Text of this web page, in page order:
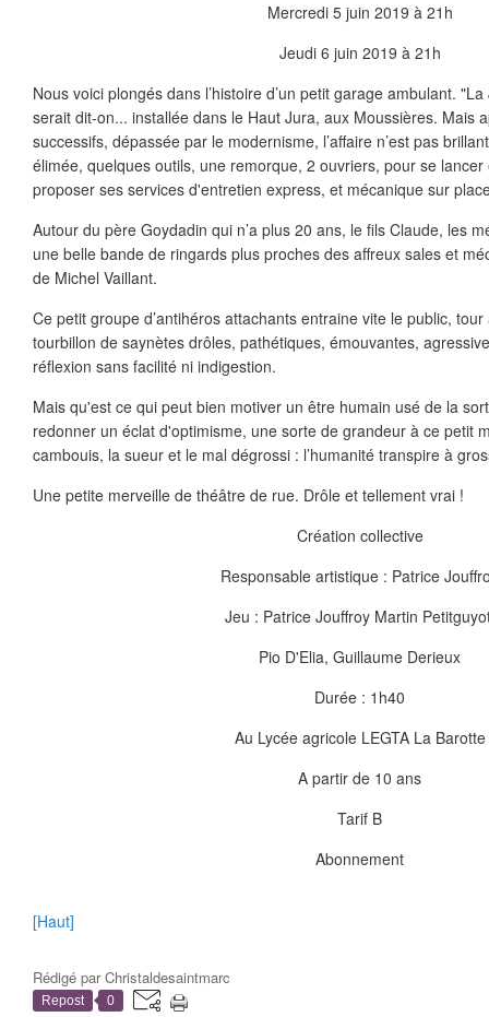
Mercredi 5 juin 2019 à 21h
Jeudi 6 juin 2019 à 21h
Nous voici plongés dans l’histoire d’un petit garage ambulant.
serait dit-on... installée dans le Haut Jura, aux Moussières. Mais
successifs, dépassée par le modernisme, l’affaire n’est pas
élimée, quelques outils, une remorque, 2 ouvriers, pour se
proposer ses services d'entretien express, et mécanique sur
Autour du père Goydadin qui n’a plus 20 ans, le fils Claude, les
une belle bande de ringards plus proches des affreux sales et
de Michel Vaillant.
Ce petit groupe d’antihéros attachants entraine vite le public,
tourbillon de saynètes drôles, pathétiques, émouvantes,
réflexion sans facilité ni indigestion.
Mais qu'est ce qui peut bien motiver un être humain usé de la
redonner un éclat d'optimisme, une sorte de grandeur à ce petit
cambouis, la sueur et le mal dégrossi : l’humanité transpire à
Une petite merveille de théâtre de rue. Drôle et tellement vrai !
Création collective
Responsable artistique : Patrice
Jeu : Patrice Jouffroy Martin
Pio D'Elia, Guillaume Derieux
Durée : 1h40
Au Lycée agricole LEGTA La Barotte
A partir de 10 ans
Tarif B
Abonnement
[Haut]
Rédigé parChristaldesaintmarc
Repost 0